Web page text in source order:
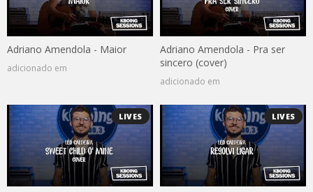
Adriano Amendola - Maior
adicionado em
Adriano Amendola - Pra ser
sincero (cover)
adicionado em
LIVES LIVES